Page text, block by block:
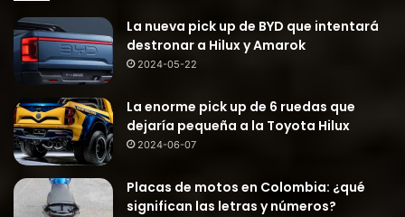
La nueva pick up de BYD que intentará
destronar a Hilux y Amarok
2024-05-22
La enorme pick up de 6 ruedas que
dejaría pequeña a la Toyota Hilux
2024-06-07
Placas de motos en Colombia: ¿qué
significan las letras y números?